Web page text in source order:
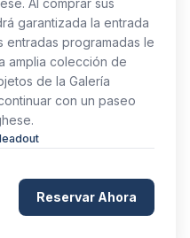
Al comprar sus
garantizada la entrada
entradas programadas le
amplia colección de
de la Galería
con un paseo
Reservar Ahora